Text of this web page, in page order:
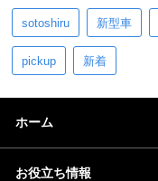
sotoshiru 新型車
pickup 新着
ホーム
お役立ち情報